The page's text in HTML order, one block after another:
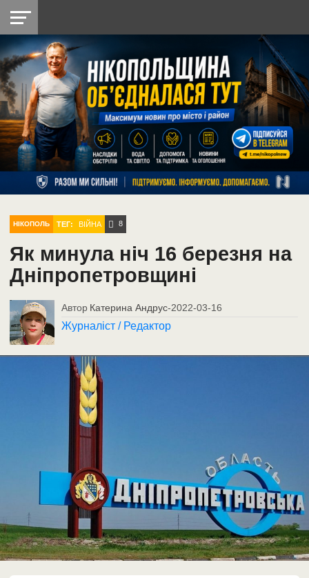
НІКОПОЛЬ
РАЙОН
СІЧЕСЛАВСЬКА
УКРАЇНА
РЕТРО
НІКОПОЛЬ
ЛАЙТ
УКРАЇНА
ДОПОМОГА
РАДІО
НІКОПОЛЬ ТЕГ: ВІЙНА 8
Як минула ніч 16 березня на
Дніпропетровщині
Автор Катерина Андрус-2022-03-16
Журналіст / Редактор